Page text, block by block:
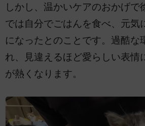
しかし、温かいケアのおかげで
では自分でごはんを食べ、元気
になったとのことです。過酷な
れ、見違えるほど愛らしい表情
が熱くなります。